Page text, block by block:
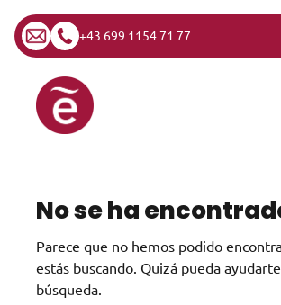
+43 699 1154 71 77
Saltar al contenido
Navegación principal
No se ha
Parece que no hemos podido
estás buscando. Quizá pueda
búsqueda.